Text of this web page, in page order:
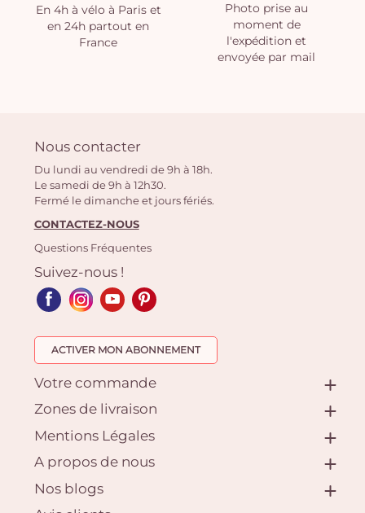
En 4h à vélo à Paris et
en 24h partout en
France
Photo prise au
moment de
l'expédition et
envoyée par mail
Nous contacter
Du lundi au vendredi de 9h à 18h.
Le samedi de 9h à 12h30.
Fermé le dimanche et jours fériés.
CONTACTEZ-NOUS
Questions Fréquentes
Suivez-nous !
ACTIVER MON ABONNEMENT
Votre commande
Zones de livraison
Mentions Légales
A propos de nous
Nos blogs